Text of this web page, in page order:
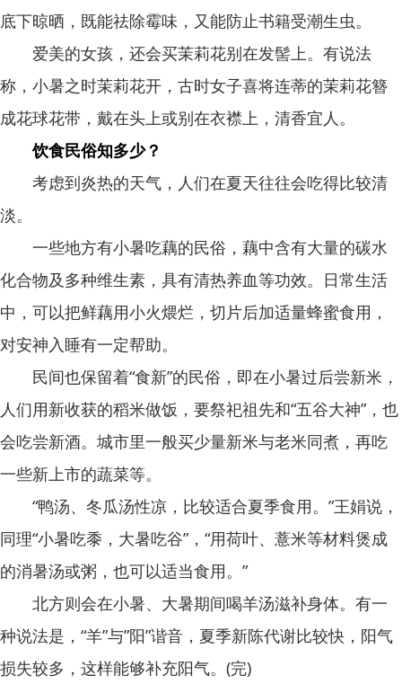
底下晾晒，既能祛除霉味，又能防止书籍受潮生虫。
爱美的女孩，还会买茉莉花别在发髻上。有说法
称，小暑之时茉莉花开，古时女子喜将连蒂的茉莉花簪
成花球花带，戴在头上或别在衣襟上，清香宜人。
饮食民俗知多少？
考虑到炎热的天气，人们在夏天往往会吃得比较清
淡。
一些地方有小暑吃藕的民俗，藕中含有大量的碳水
化合物及多种维生素，具有清热养血等功效。日常生活
中，可以把鲜藕用小火煨烂，切片后加适量蜂蜜食用，
对安神入睡有一定帮助。
民间也保留着“食新”的民俗，即在小暑过后尝新米，
人们用新收获的稻米做饭，要祭祀祖先和“五谷大神”，也
会吃尝新酒。城市里一般买少量新米与老米同煮，再吃
一些新上市的蔬菜等。
“鸭汤、冬瓜汤性凉，比较适合夏季食用。”王娟说，
同理“小暑吃黍，大暑吃谷”，“用荷叶、薏米等材料煲成
的消暑汤或粥，也可以适当食用。”
北方则会在小暑、大暑期间喝羊汤滋补身体。有一
种说法是，“羊”与”阳”谐音，夏季新陈代谢比较快，阳气
损失较多，这样能够补充阳气。(完)